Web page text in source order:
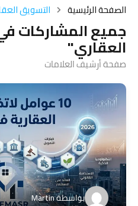
الصفحة الرئيسية التسويق
جميع المشاركات
العقاري"
صفحة أرشيف العلامات
بواسطةMartin